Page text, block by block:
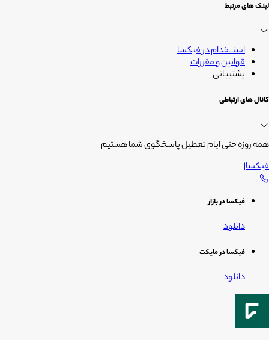
لینک های مرتبط
استــخدام در فیکسا
قوانین و مقررات
پشتیبانی
کانال های ارتباطی
همه روزه حتی ایام تعطیل پاسخگوی شما هستیم
فیکسا|
فیکسا در بازار
دانلود
فیکسا در مایکت
دانلود